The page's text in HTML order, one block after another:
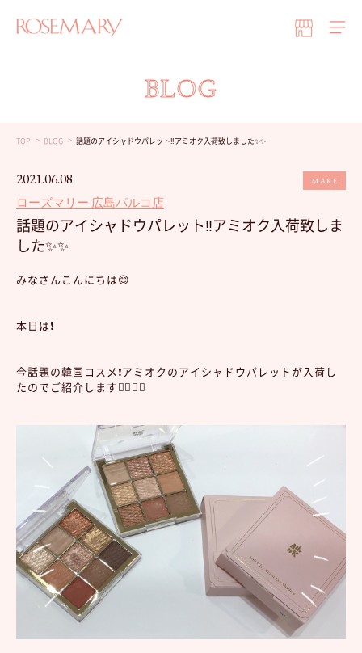
BLOG
TOP BLOG 話題のアイシャドウパレット‼︎アミオク入荷致しました✨✨
2021.06.08
ローズマリー 広島パルコ店
MAKE
話題のアイシャドウパレット‼︎アミオク入荷致しま
した✨✨
みなさんこんにちは😊
本日は❗️
今話題の韓国コスメ❗️アミオクのアイシャドウパレットが入荷し
たのでご紹介します💁‍♀️✨✨